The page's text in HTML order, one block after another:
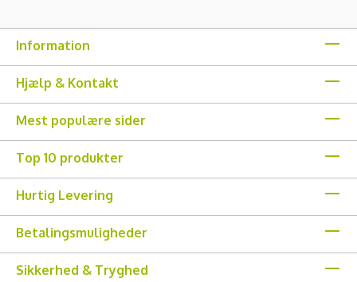
Information
Hjælp & Kontakt
Mest populære sider
Top 10 produkter
Hurtig Levering
Betalingsmuligheder
Sikkerhed & Tryghed